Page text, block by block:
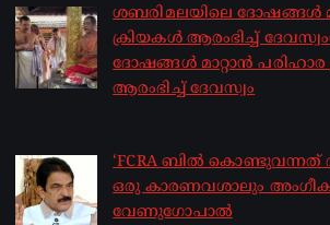
ശബരിമലയിലെ ദോഷങ്ങൾ
ക്രിയകൾ ആരംഭിച്ച്
ദോഷങ്ങൾ മാറ്റാൻ
ആരംഭിച്ച് ദേവസ്വം
‘FCRA ബിൽ കൊണ്ടുവന്നത്
ഒരു കാരണവശാലും
വേണു​ഗോപാൽ